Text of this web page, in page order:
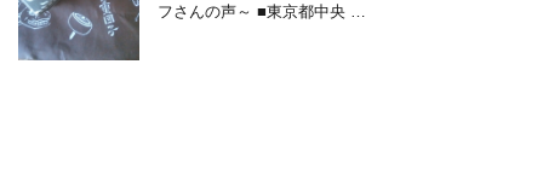
フさんの声～ ■東京都中央 …